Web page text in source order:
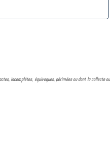
incomplètes, équivoques, périmées ou dont la collecte ou